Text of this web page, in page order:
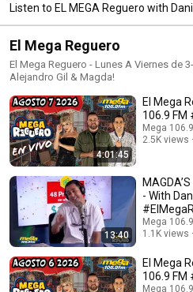
Listen to EL MEGA Reguero with
El Mega Reguero
El Mega Reguero - Lunes A Viernes de
Alejandro Gil & Magda!
4:01:45
El Mega
106.9 FM
Mega
2.5K views
13:40
- With
Mega
1.1K views
El Mega
106.9 FM
Mega